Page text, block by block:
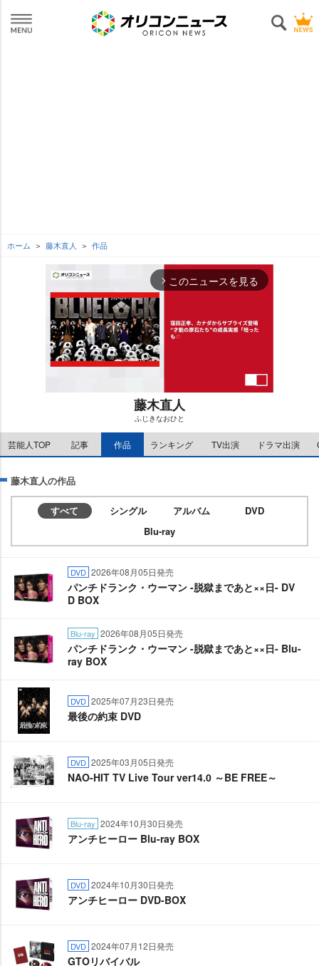
ホーム 藤木直人 作品
arrow_forward_ios このニュースを見る
M
u
t
藤木直人
ふじきなおひと
芸能人TOP 記事 作品 ランキング TV出演 ドラマ出演
藤木直人の作品
すべて シングル アルバム
DVD
Blu-ray
DVD 2026年08月05日発売
パンチドランク・ウーマン -脱獄まであと××日- DV
D BOX
Blu-ray 2026年08月05日発売
パンチドランク・ウーマン -脱獄まであと××日- Blu-
ray BOX
DVD 2025年07月23日発売
最後の約束 DVD
DVD 2025年03月05日発売
NAO-HIT TV Live Tour ver14.0 ～BE FREE～
Blu-ray 2024年10月30日発売
アンチヒーロー Blu-ray BOX
DVD 2024年10月30日発売
アンチヒーロー DVD-BOX
DVD 2024年07月12日発売
GTOリバイバル